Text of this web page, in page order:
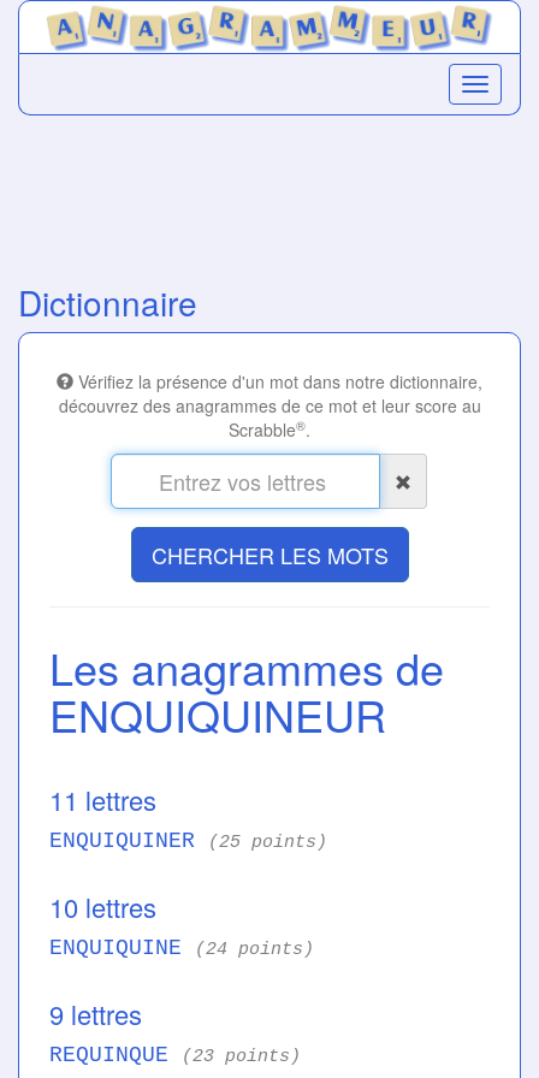
Dictionnaire
Vérifiez la présence d'un mot dans notre dictionnaire,
découvrez des anagrammes de ce mot et leur score au
Scrabble®.
CHERCHER LES MOTS
Les anagrammes de
ENQUIQUINEUR
11 lettres
ENQUIQUINER (25 points)
10 lettres
ENQUIQUINE (24 points)
9 lettres
REQUINQUE (23 points)